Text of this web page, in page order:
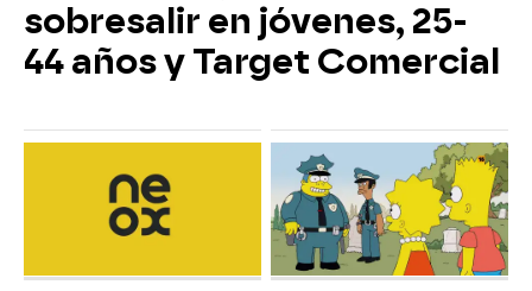
sobresalir en jóvenes, 25-
44 años y Target Comercial